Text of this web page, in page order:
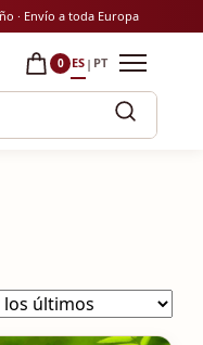
· Envío a toda Europa
0 ES | PT
Abrir